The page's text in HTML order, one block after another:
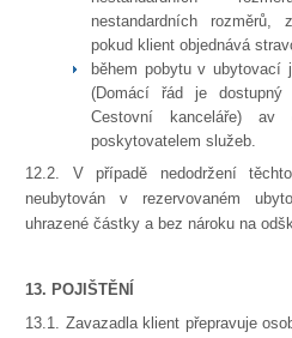
nestandardních rozměrů,
pokud klient objednává
během pobytu v ubytovací
(Domácí řád je dostupný
Cestovní kanceláře) av
poskytovatelem služeb.
12.2. V případě nedodržení
neubytován v rezervovaném
uhrazené částky a bez nároku na
13. POJIŠTĚNÍ
13.1. Zavazadla klient přepravuje